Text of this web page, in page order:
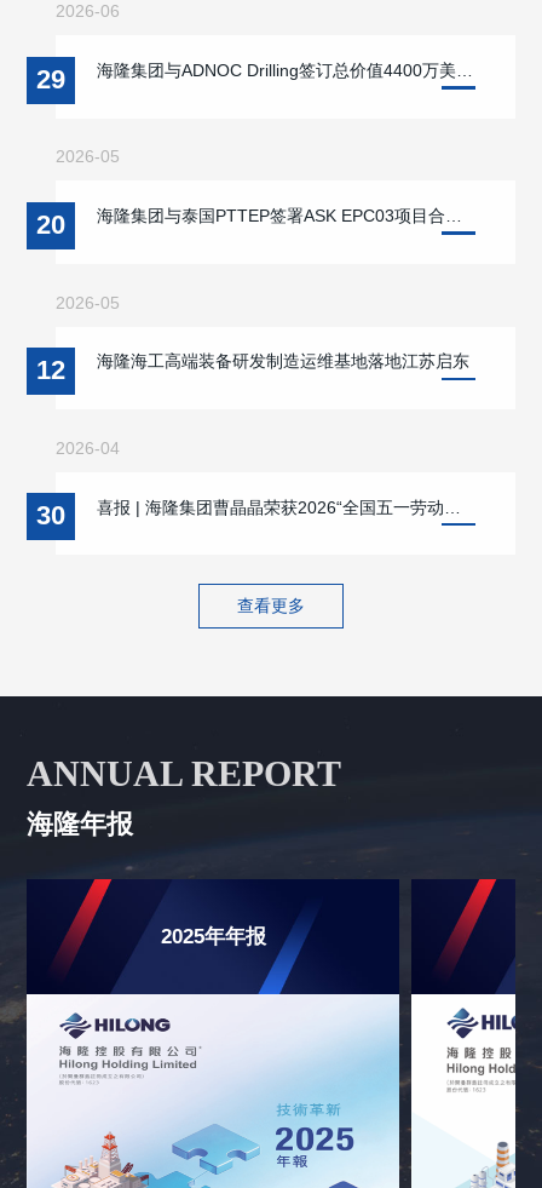
2026-06
29
2026-05
20 海隆集团与泰国PTTEP签署ASK EPC03项目合同 双方战略合作迈入新阶段 携手支持缅甸本地能源供应与海洋能源开发
2026-05
12 海隆海工高端装备研发制造运维基地落地江苏启东
2026-04
30
查看更多
ANNUAL REPORT
海隆年报
2025年年报